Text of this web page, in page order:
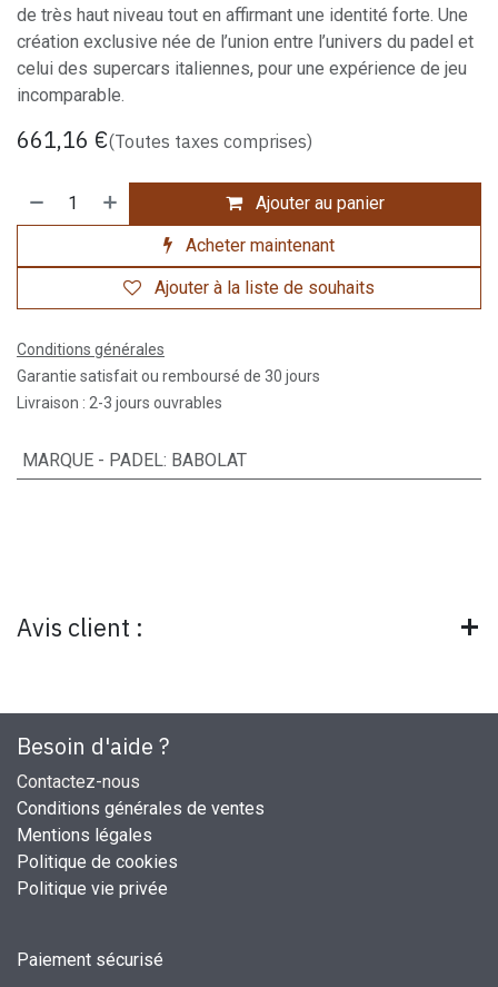
de très haut niveau tout en affirmant une identité forte. Une
création exclusive née de l’union entre l’univers du padel et
celui des supercars italiennes, pour une expérience de jeu
incomparable.
661,16 €(Toutes taxes comprises)
Ajouter au panier
Acheter maintenant
Ajouter à la liste de souhaits
Conditions générales
Garantie satisfait ou remboursé de 30 jours
Livraison : 2-3 jours ouvrables
MARQUE - PADEL: BABOLAT
Avis client :
Besoin d'aide ?
Contactez-nous
Conditions générales de ventes
Mentions légales
Politique de cookies
Politique vie privée
Paiement sécurisé